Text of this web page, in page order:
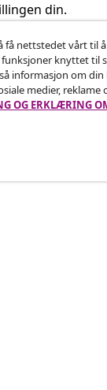
din.
få nettstedet vårt til
knyttet til
informasjon om
medier, reklame
OG ERKLÆRING